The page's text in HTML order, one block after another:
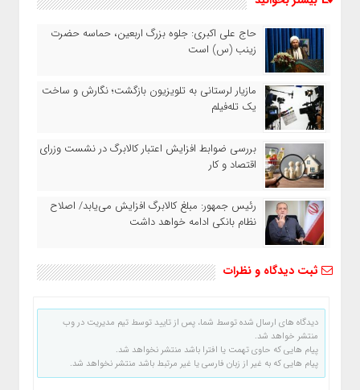
حاج‌ علی‌ اکبری: جلوه بزرگ اربعین، حماسه حضرت
زینب (س) است
مازیار لرستانی به تلویزیون بازگشت؛ نگارش و ساخت
یک تله‌فیلم
بررسی ضوابط افزایش اعتبار کالابرگ در نشست وزرای
اقتصاد و کار
رئیس‌ جمهور: مبلغ کالابرگ افزایش می‌یابد/ اصلاح
نظام بانکی ادامه خواهد داشت
ثبت دیدگاه و نظرات
دیدگاه های ارسال شده توسط شما، پس از تایید توسط تیم مدیریت در وب
منتشر خواهد شد.
پیام هایی که حاوی تهمت یا افترا باشد منتشر نخواهد شد.
پیام هایی که به غیر از زبان فارسی یا غیر مرتبط باشد منتشر نخواهد شد.